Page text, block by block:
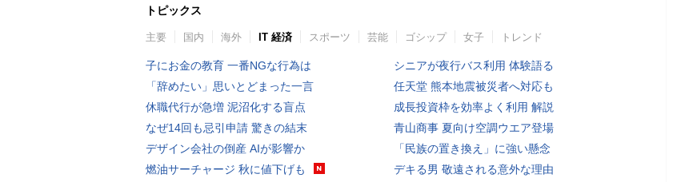
トピックス
主要 国内 海外 IT 経済 スポーツ 芸能 ゴシップ 女子 トレンド
子にお金の教育 一番NGな行為は
「辞めたい」思いとどまった一言
休職代行が急増 泥沼化する盲点
なぜ14回も忌引申請 驚きの結末
デザイン会社の倒産 AIが影響か
燃油サーチャージ 秋に値下げも
シニアが夜行バス利用 体験語る
任天堂 熊本地震被災者へ対応も
成長投資枠を効率よく利用 解説
青山商事 夏向け空調ウエア登場
「民族の置き換え」に強い懸念
デキる男 敬遠される意外な理由